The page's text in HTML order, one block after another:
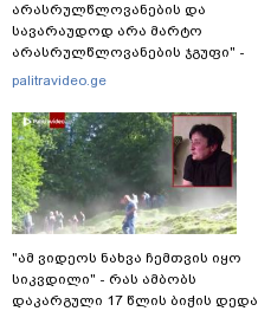
არასრულწლოვანების და
სავარაუდოდ არა მარტო
არასრულწლოვანების ჯგუფი" -
რა ინფორმაციას ავრცელებს
palitravideo.ge
"ამ ვიდეოს ნახვა ჩემთვის იყო
სიკვდილი" - რას ამბობს
დაკარგული 17 წლის ბიჭის დედა